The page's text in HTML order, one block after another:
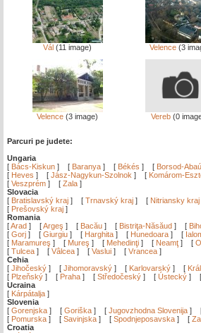
Vál (11 image) Velence (3
Velence (3 image) Vereb (0
Parcuri pe judete:
Ungaria
[ Bács-Kiskun ] [ Baranya ] [ Békés ] [ Borsod-
[ Heves ] [ Jász-Nagykun-Szolnok ] [ Komárom-
[ Veszprém ] [ Zala ]
Slovacia
[ Bratislavský kraj ] [ Trnavský kraj ] [ Nitriansky kraj
[ Prešovský kraj ]
Romania
[Arad ] [Argeş ] [ Bacău ] [ Bistriţa-Năsăud ] [
[ Gorj ] [ Giurgiu ] [ Harghita ] [ Hunedoara ] [
[ Maramureş ] [ Mureş ] [ Mehedinţi ] [ Neamţ ] [
[ Tulcea ] [ Vâlcea ] [ Vaslui ] [ Vrancea ]
Cehia
[ Jihočeský ] [ Jihomoravský ] [ Karlovarský ] [
[ Plzeňský ] [ Praha ] [ Středočeský ] [ Ústecký ] [
Ucraina
[ Kárpátalja ]
Slovenia
[ Gorenjska ] [ Goriška ] [ Jugovzhodna Slovenija ]
[ Pomurska ] [ Savinjska ] [ Spodnjeposavska ] [
Croatia